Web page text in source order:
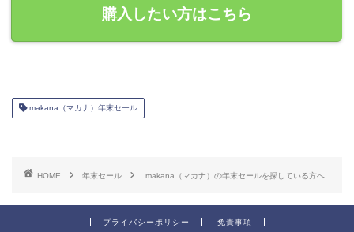
購入したい方はこちら
makana（マカナ）年末セール
HOME 年末セール makana（マカナ）の年末セールを探している方へ
プライバシーポリシー 免責事項